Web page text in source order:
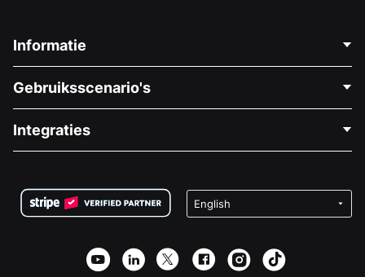
Informatie
Over Ons
Vacatures
Privacy
Affiliate Partnerschap
Gebruiksscenario's
Medische Fondsenwerving
Goede Doelen Fondsenwerving
Integraties
Wix Donatie Plugin
Webflow Donatie App
Joomla Donatie